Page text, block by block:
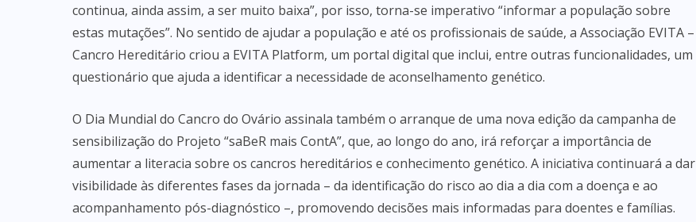
continua, ainda assim, a ser muito baixa”, por isso, torna-se imperativo “informar a população sobre
estas mutações”. No sentido de ajudar a população e até os profissionais de saúde, a Associação EVITA –
Cancro Hereditário criou a EVITA Platform, um portal digital que inclui, entre outras funcionalidades, um
questionário que ajuda a identificar a necessidade de aconselhamento genético.
O Dia Mundial do Cancro do Ovário assinala também o arranque de uma nova edição da campanha de
sensibilização do Projeto “saBeR mais ContA”, que, ao longo do ano, irá reforçar a importância de
aumentar a literacia sobre os cancros hereditários e conhecimento genético. A iniciativa continuará a dar
visibilidade às diferentes fases da jornada – da identificação do risco ao dia a dia com a doença e ao
acompanhamento pós-diagnóstico –, promovendo decisões mais informadas para doentes e famílias.